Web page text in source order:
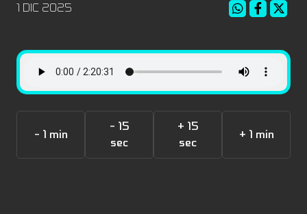
1 DIC 2025
- 1 min
- 15
sec
+ 15
sec
+ 1 min